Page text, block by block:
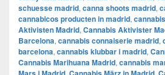
schuesse madrid, canna shoots madrid,
cannabicos producten in madrid,
Aktivisten Madrid, Cannabis Aktivister
Barcelona, cannabis connaiserie madrid,
barcelona, cannabis klubbar i madrid,
Cannabis Marihuana Madrid, cannabis